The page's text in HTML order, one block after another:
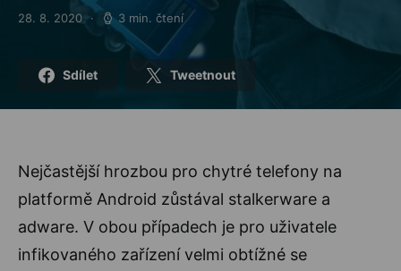
Posted on
28. 8. 2020 3 min. čtení
Sdílet Tweetnout
Nejčastější hrozbou pro chytré telefony na
platformě Android zůstával stalkerware a
adware. V obou případech je pro uživatele
infikovaného zařízení velmi obtížné se